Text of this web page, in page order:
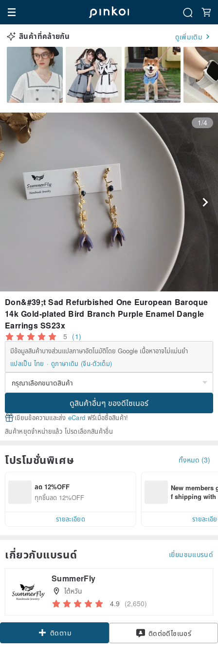
สินค้าที่คล้ายกัน ดูเพิ่มเติม
1/4
Don&#39;t Sad Refurbished One European Baroque
14k Gold-plated Bird Branch Purple Enamel Dangle
Earrings SS23x
5 (1)
มีข้อมูลสินค้าบางส่วนแปลภาษาอัตโนมัติโดย Google เนื้อหาอาจไม่แม่นยำ
แปลเป็น ไทย
ดูภาษาเดิม (จีน-ตัวเต็ม)
ดูสินค้าอื่นๆ ของดีไซเนอร์
เขียนข้อความและส่ง eCard ฟรีเมื่อซื้อสินค้า!
สินค้าหยุดจำหน่ายแล้ว โปรดเลือกสินค้าอื่น
โปรโมชั่นพิเศษ ทั้งหมด (3)
ลด 12%OFF
ทุกชิ้นลด 12%OFF
รายละเอียด
New members
f shipping
within 7 days!
รายละเอี
เกี่ยวกับแบรนด์ เยี่ยมชมแบรนด์
SummerFly
ไต้หวัน
4.9 (2,650)
ติดตาม ติดต่อดีไซเนอร์